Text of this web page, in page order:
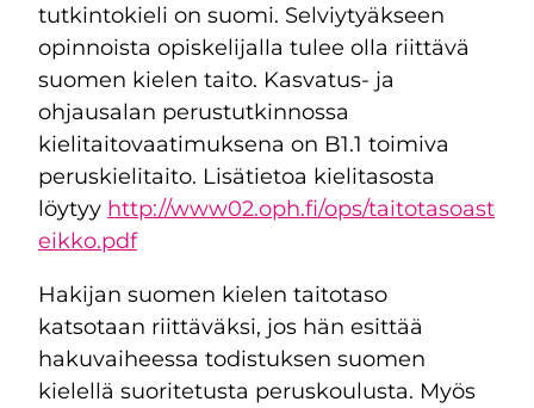
tutkintokieli on suomi. Selviytyäkseen
opinnoista opiskelijalla tulee olla riittävä
suomen kielen taito. Kasvatus- ja
ohjausalan perustutkinnossa
kielitaitovaatimuksena on B1.1 toimiva
peruskielitaito. Lisätietoa kielitasosta
löytyy http://www02.oph.fi/ops/taitotasoast
eikko.pdf
Hakijan suomen kielen taitotaso
katsotaan riittäväksi, jos hän esittää
hakuvaiheessa todistuksen suomen
kielellä suoritetusta peruskoulusta. Myös